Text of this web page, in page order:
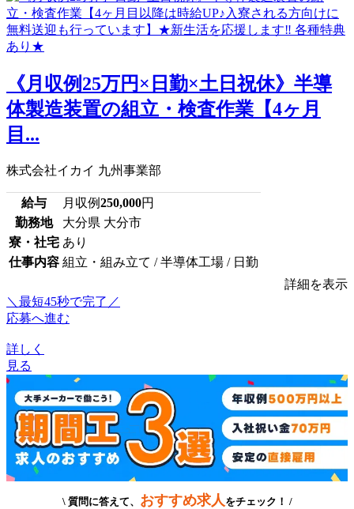
《月収例25万円×日勤×土日祝休》半導
体製造装置の組立・検査作業【4ヶ月
目...
株式会社イカイ 九州事業部
給与 月収例250,000円
勤務地
大分県 大分市
寮・社宅 あり
仕事内容 組立・組み立て / 半導体工場 / 日勤
詳細を表示
＼最短45秒で完了／
応募へ進む
詳しく
見る
\ 質問に答えて、 おすすめ求人 をチェック！ /